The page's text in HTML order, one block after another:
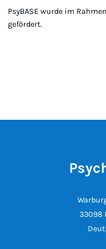
PsyBASE wurde im
gefördert.
33098